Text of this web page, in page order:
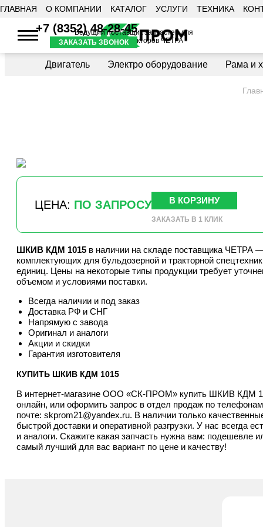
ГЛАВНАЯ О КОМПАНИИ КАТАЛОГ УСЛУГИ ТЕХНИКА
Ведущий поставщик запчастей для
бульдозеров и тракторов ЧЕТРА
+7 (8352) 48-28-45
ЗАКАЗАТЬ ЗВОНОК
Двигатель Электро оборудование Рама и
ЦЕНА: ПО ЗАПРОСУ В КОРЗИНУ
ЗАКАЗАТЬ В 1 КЛИК
ШКИВ КДМ 1015 в наличии на складе поставщика
комплектующих для бульдозерной и тракторной
единиц. Цены на некоторые типы продукции требует
объемом и условиями поставки.
Всегда наличии и под заказ
Доставка РФ и СНГ
Напрямую с завода
Оригинал и аналоги
Акции и скидки
Гарантия изготовителя
КУПИТЬ ШКИВ КДМ 1015
В интернет-магазине ООО «СК-ПРОМ» купить ШКИВ КДМ
онлайн, или оформить запрос в отдел продаж по
почте: skprom21@yandex.ru. В наличии только
быстрой доставки и оперативной разгрузки. У нас всегда
и аналоги. Скажите какая запчасть нужна вам: подешевле
самый лучший для вас вариант по цене и качеству!